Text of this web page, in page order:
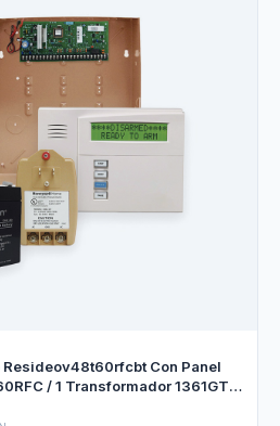
Con Panel
/ 1 Transformador 1361GT/ 1